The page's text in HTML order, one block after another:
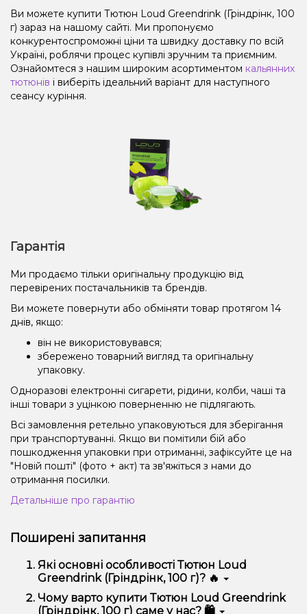
Ви можете купити Тютюн Loud Greendrink (Гріндрінк, 100
г) зараз на нашому сайті. Ми пропонуємо
конкурентоспроможні ціни та швидку доставку по всій
Україні, роблячи процес купівлі зручним та приємним.
Ознайомтеся з нашим широким асортиментом кальянних
тютюнів і виберіть ідеальний варіант для наступного
сеансу куріння.
Гарантія
Ми продаємо тільки оригінальну продукцію від
перевірених постачальників та брендів.
Ви можете повернути або обміняти товар протягом 14
днів, якщо:
він не використовувався;
збережено товарний вигляд та оригінальну
упаковку.
Одноразові електронні сигарети, рідини, колби, чаші та
інші товари з уцінкою поверненню не підлягають.
Всі замовлення ретельно упаковуються для зберігання
при транспортуванні. Якщо ви помітили бій або
пошкодження упаковки при отриманні, зафіксуйте це на
"Новій пошті" (фото + акт) та зв'яжіться з нами до
отримання посилки.
Детальніше про гарантію
Поширені запитання
Які основні особливості Тютюн Loud
Greendrink (Гріндрінк, 100 г)? 🔥
Тютюн Loud Greendrink (Гріндрінк, 100 г)
відрізняється високою якістю, зручністю
Чому варто купити Тютюн Loud Greendrink
(Гріндрінк, 100 г) саме у нас? 🛍️